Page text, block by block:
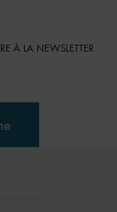
À LA NEWSLETTER